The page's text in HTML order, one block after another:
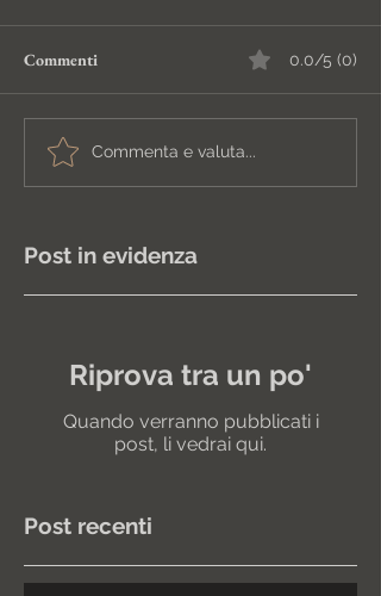
Commenti 0.0/5 (0)
Commenta e valuta...
Post in evidenza
Riprova tra un po'
Quando verranno pubblicati i
post, li vedrai qui.
Post recenti